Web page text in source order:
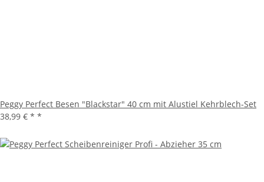
Peggy Perfect Besen "Blackstar" 40 cm mit Alustiel Kehrblech-Set
38,99 € * *